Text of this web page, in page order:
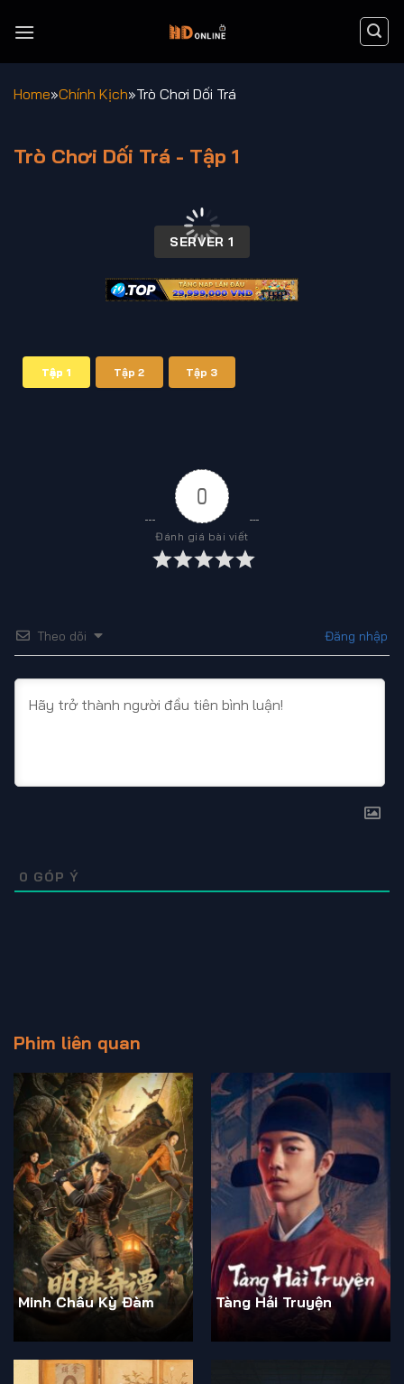
đến
Home»Chính Kịch»Trò Chơi Dối Trá
Trò Chơi Dối Trá - Tập 1
SERVER 1
Tập 1 Tập 2 Tập 3
0
Đánh giá bài viết
Theo dõi Đăng nhập
0 GÓP Ý
Phim liên quan
Minh Châu Kỳ Đàm Tàng Hải Truyện